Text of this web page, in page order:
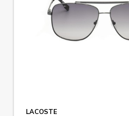
LACOSTE